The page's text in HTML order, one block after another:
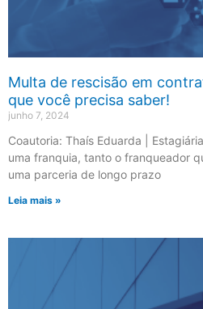
Multa de rescisão em
que você precisa saber!
junho 7, 2024
Coautoria: Thaís Eduarda |
uma franquia, tanto o franqueador
uma parceria de longo prazo
Leia mais »